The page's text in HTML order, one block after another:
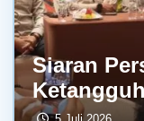
Siaran